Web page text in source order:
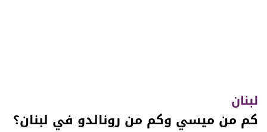
لبنان
كم من ميسي وكم من رونالدو في لبنان؟